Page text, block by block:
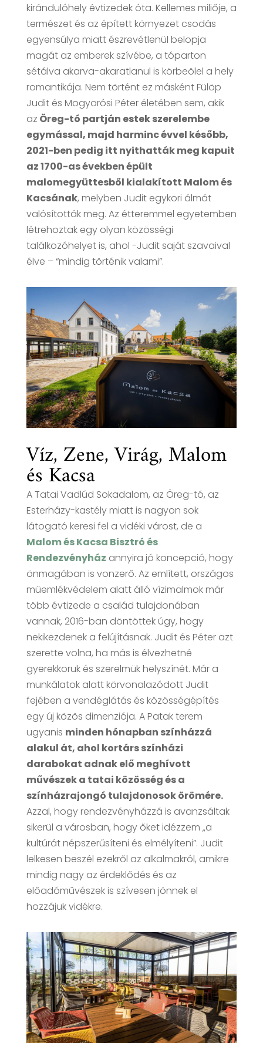
kirándulóhely évtizedek óta. Kellemes miliője, a
természet és az épített környezet csodás
egyensúlya miatt észrevétlenül belopja
magát az emberek szívébe, a tóparton
sétálva akarva-akaratlanul is körbeölel a hely
romantikája. Nem történt ez másként Fülöp
Judit és Mogyorósi Péter életében sem, akik
az Öreg-tó partján estek szerelembe
egymással, majd harminc évvel később,
2021-ben pedig itt nyithatták meg kapuit
az 1700-as években épült
malomegyüttesből kialakított Malom és
Kacsának, melyben Judit egykori álmát
valósították meg. Az étteremmel egyetemben
létrehoztak egy olyan közösségi
találkozóhelyet is, ahol -Judit saját szavaival
élve – “mindig történik valami”.
Víz, Zene, Virág, Malom
és Kacsa
A Tatai Vadlúd Sokadalom, az Öreg-tó, az
Esterházy-kastély miatt is nagyon sok
látogató keresi fel a vidéki várost, de a
Malom és Kacsa Bisztró és
Rendezvényház annyira jó koncepció, hogy
önmagában is vonzerő. Az említett, országos
műemlékvédelem alatt álló vízimalmok már
több évtizede a család tulajdonában
vannak, 2016-ban döntöttek úgy, hogy
nekikezdenek a felújításnak. Judit és Péter azt
szerette volna, ha más is élvezhetné
gyerekkoruk és szerelmük helyszínét. Már a
munkálatok alatt körvonalazódott Judit
fejében a vendéglátás és közösségépítés
egy új közös dimenziója. A Patak terem
ugyanis minden hónapban színházzá
alakul át, ahol kortárs színházi
darabokat adnak elő meghívott
művészek a tatai közösség és a
színházrajongó tulajdonosok örömére.
Azzal, hogy rendezvényházzá is avanzsáltak
sikerül a városban, hogy őket idézzem „a
kultúrát népszerűsíteni és elmélyíteni”. Judit
lelkesen beszél ezekről az alkalmakról, amikre
mindig nagy az érdeklődés és az
előadóművészek is szívesen jönnek el
hozzájuk vidékre.